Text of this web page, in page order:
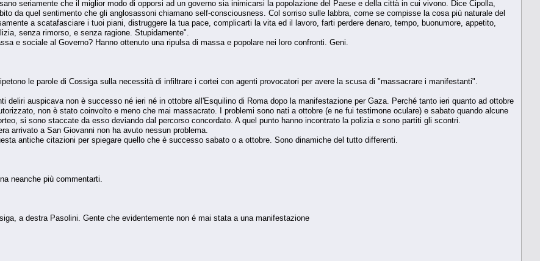
seriamente che il miglior modo di opporsi ad un governo sia inimicarsi la popolazione del Paese e della città in cui vivono. Dice Cipolla,
da quel sentimento che gli anglosassoni chiamano self-consciousness. Col sorriso sulle labbra, come se compisse la cosa più naturale del
a scatafasciare i tuoi piani, distruggere la tua pace, complicarti la vita ed il lavoro, farti perdere denaro, tempo, buonumore, appetito,
senza rimorso, e senza ragione. Stupidamente".
e sociale al Governo? Hanno ottenuto una ripulsa di massa e popolare nei loro confronti. Geni.
le parole di Cossiga sulla necessità di infiltrare i cortei con agenti provocatori per avere la scusa di "massacrare i manifestanti".
deliri auspicava non è successo né ieri né in ottobre all'Esquilino di Roma dopo la manifestazione per Gaza. Perché tanto ieri quanto ad ottobre
non è stato coinvolto e meno che mai massacrato. I problemi sono nati a ottobre (e ne fui testimone oculare) e sabato quando alcune
si sono staccate da esso deviando dal percorso concordato. A quel punto hanno incontrato la polizia e sono partiti gli scontri.
arrivato a San Giovanni non ha avuto nessun problema.
antiche citazioni per spiegare quello che è successo sabato o a ottobre. Sono dinamiche del tutto differenti.
neanche più commentarti.
a destra Pasolini. Gente che evidentemente non é mai stata a una manifestazione